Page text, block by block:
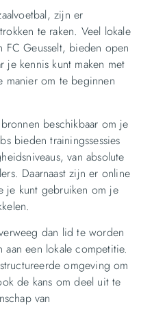
zijn er
te raken. Veel lokale
FC Geusselt, bieden open
je kennis kunt maken met
om te beginnen
beschikbaar om je
bieden trainingssessies
van absolute
Daarnaast zijn er online
je kunt gebruiken om je
dan lid te worden
een lokale competitie.
omgeving om
de kans om deel uit te
van